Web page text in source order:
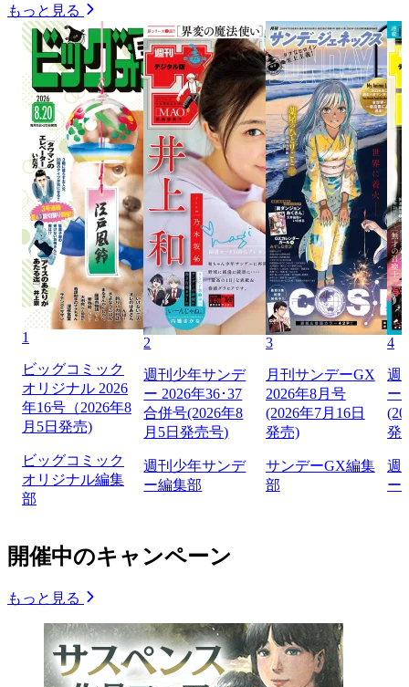
もっと見る
1
ビッグコミック
オリジナル 2026
年16号（2026年8
月5日発売)
ビッグコミック
オリジナル編集
部
2
週刊少年サンデ
ー 2026年36･37
合併号(2026年8
月5日発売号)
週刊少年サンデ
ー編集部
3
月刊サンデーGX
2026年8月号
(2026年7月16日
発売)
サンデーGX編集
部
4
週
ー
発
週
ー
開催中のキャンペーン
もっと見る